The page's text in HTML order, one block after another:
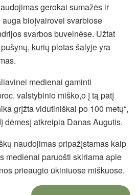
gerokai sumažės ir
bioįvairovei svarbiose
svarbos buveinėse. Užtat
kurių plotas šalyje yra
medienai gaminti
valstybinio miško,o į tą patį
grįžta vidutiniškai po 100 metų“,
dėmesį atkreipia Danas Augutis.
naudojimas pripažįstamas kaip
medienai paruošti skiriama apie
prieaugio ūkiniuose miškuose.